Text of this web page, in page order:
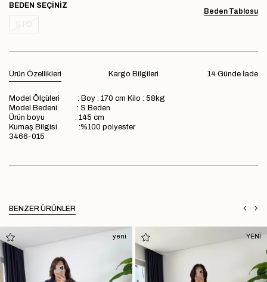
Beden Tablosu
BEDEN
Ürün Özellikleri 14 Günde İade
Kargo Bilgileri
Model Ölçüleri : Boy : 170 cm Kilo : 58kg
Model Bedeni : S Beden
Ürün boyu : 145 cm
Kumaş Bilgisi :%100 polyester
3466-015
BENZER ÜRÜNLER
yeni YENİ